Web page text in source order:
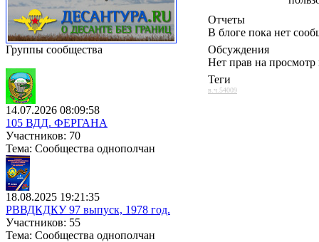
Группы сообщества
14.07.2026 08:09:58
105 ВДД. ФЕРГАНА
Участников: 70
Тема: Сообщества однополчан
18.08.2025 19:21:35
РВВДКДКУ 97 выпуск, 1978 год.
Участников: 55
Тема: Сообщества однополчан
Отчеты
В блоге пока нет
Обсуждения
Нет прав на
Теги
в.ч.54009